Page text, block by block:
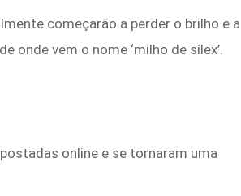
começarão a perder o brilho e a
onde vem o nome ‘milho de sílex’.
online e se tornaram uma